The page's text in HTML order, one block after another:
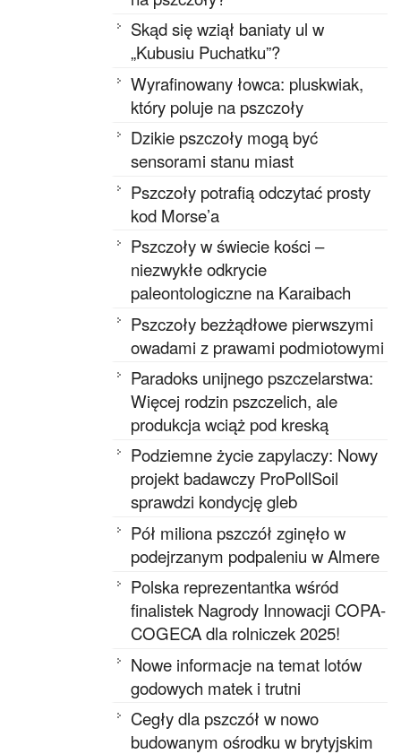
Skąd się wziął baniaty ul w
„Kubusiu Puchatku”?
Wyrafinowany łowca: pluskwiak,
który poluje na pszczoły
Dzikie pszczoły mogą być
sensorami stanu miast
Pszczoły potrafią odczytać prosty
kod Morse’a
Pszczoły w świecie kości –
niezwykłe odkrycie
paleontologiczne na Karaibach
Pszczoły bezżądłowe pierwszymi
owadami z prawami podmiotowymi
Paradoks unijnego pszczelarstwa:
Więcej rodzin pszczelich, ale
produkcja wciąż pod kreską
Podziemne życie zapylaczy: Nowy
projekt badawczy ProPollSoil
sprawdzi kondycję gleb
Pół miliona pszczół zginęło w
podejrzanym podpaleniu w Almere
Polska reprezentantka wśród
finalistek Nagrody Innowacji COPA-
COGECA dla rolniczek 2025!
Nowe informacje na temat lotów
godowych matek i trutni
Cegły dla pszczół w nowo
budowanym ośrodku w brytyjskim